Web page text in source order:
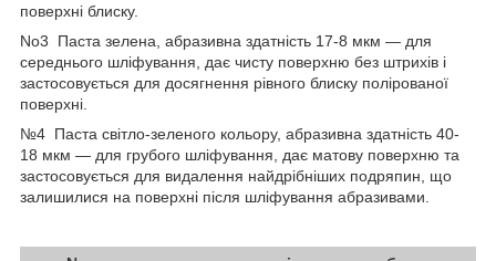
поверхні блиску.
No3 Паста зелена, абразивна здатність 17-8 мкм — для
середнього шліфування, дає чисту поверхню без штрихів і
застосовується для досягнення рівного блиску полірованої
поверхні.
№4 Паста світло-зеленого кольору, абразивна здатність 40-
18 мкм — для грубого шліфування, дає матову поверхню та
застосовується для видалення найдрібніших подряпин, що
залишилися на поверхні після шліфування абразивами.